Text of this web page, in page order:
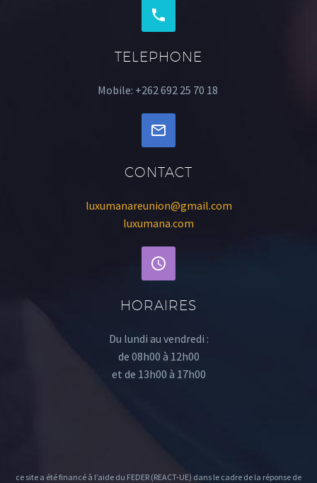
TELEPHONE
Mobile: +262 692 25 70 18
CONTACT
luxumanareunion@gmail.com
luxumana.com
HORAIRES
Du lundi au vendredi :
de 08h00 à 12h00
et de 13h00 à 17h00
ce site a été financé à l’aide du FEDER (REACT-UE) dans le cadre de la réponse de